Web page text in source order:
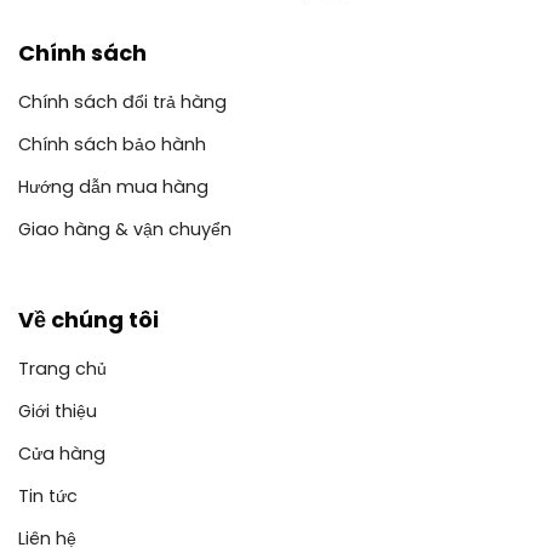
Chính sách
Chính sách đổi trả hàng
Chính sách bảo hành
Hướng dẫn mua hàng
Giao hàng & vận chuyển
Về chúng tôi
Trang chủ
Giới thiệu
Cửa hàng
Tin tức
Liên hệ